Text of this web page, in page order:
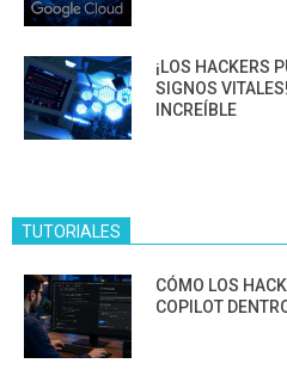
¡LOS HACKERS
SIGNOS
INCREÍBLE
TUTORIALES
CÓMO LOS
COPILOT